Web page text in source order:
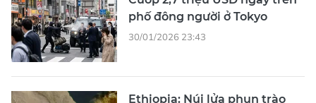
phố đông người ở Tokyo
30/01/2026 23:43
Ethiopia: Núi lửa phun trào